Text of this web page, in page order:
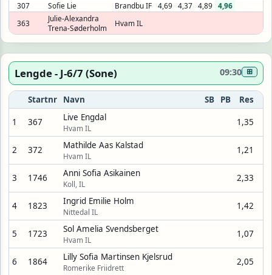
307
Sofie Lie Brandbu IF 4,69 4,37 4,89 4,96
363
Julie-Alexandra
Trena-Søderholm
Hvam IL
Lengde - J-6/7 (Sone) 09:30 ⊞
Startnr Navn SB PB Res
1 367 Live Engdal
Hvam IL
1,35
2 372 Mathilde Aas Kalstad
Hvam IL
1,21
3 1746 Anni Sofia Asikainen
Koll, IL
2,33
4 1823 Ingrid Emilie Holm
Nittedal IL
1,42
5 1723 Sol Amelia Svendsberget
Hvam IL
1,07
6 1864 Lilly Sofia Martinsen Kjelsrud
Romerike Friidrett
2,05